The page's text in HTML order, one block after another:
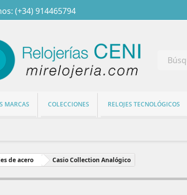
(+34) 914465794
MARCAS COLECCIONES RELOJES TECNOLÓGICOS
de acero Casio Collection Analógico